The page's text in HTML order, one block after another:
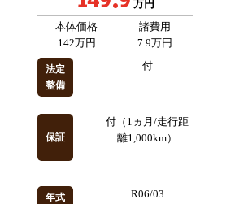
万円
本体価格
142万円
諸費用
7.9万円
法定
整備
付
保証
付（1ヵ月/走行距
離1,000km）
年式 R06/03